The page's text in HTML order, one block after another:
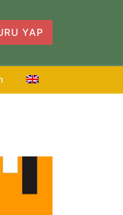
YAP